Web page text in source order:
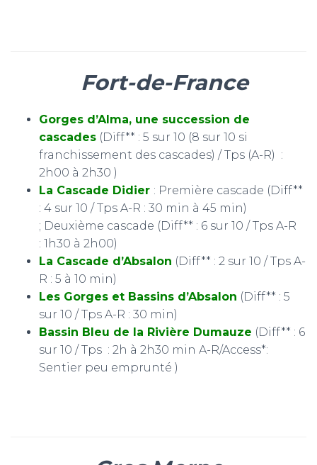
Fort-de-France
Gorges d’Alma, une succession de
cascades (Diff** : 5 sur 10 (8 sur 10 si
franchissement des cascades) / Tps (A-R) :
2h00 à 2h30 )
La Cascade Didier : Première cascade (Diff**
: 4 sur 10 / Tps A-R : 30 min à 45 min)
; Deuxième cascade (Diff** : 6 sur 10 / Tps A-R
: 1h30 à 2h00)
La Cascade d’Absalon (Diff** : 2 sur 10 / Tps A-
R : 5 à 10 min)
Les Gorges et Bassins d’Absalon (Diff** : 5
sur 10 / Tps A-R : 30 min)
Bassin Bleu de la Rivière Dumauze (Diff** : 6
sur 10 / Tps : 2h à 2h30 min A-R/Access*:
Sentier peu emprunté )